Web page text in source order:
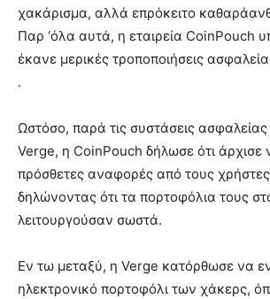
χακάρισμα, αλλά επρόκειτο
Παρ ‘όλα αυτά, η εταιρεία CoinPouch
έκανε μερικές τροποποιήσεις
.
Ωστόσο, παρά τις συστάσεις
Verge, η CoinPouch δήλωσε ότι άρχισε
πρόσθετες αναφορές από τους
δηλώνοντας ότι τα πορτοφόλια τους
λειτουργούσαν σωστά.
Εν τω μεταξύ, η Verge κατόρθωσε να
ηλεκτρονικό πορτοφόλι των χάκερς,